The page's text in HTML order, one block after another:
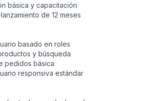
básica y capacitación
de 12 meses
basado en roles
y búsqueda
pedidos básica
responsiva estándar